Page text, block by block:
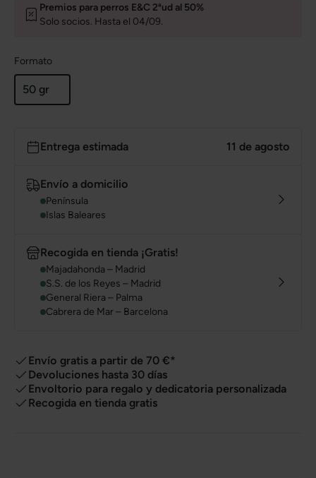
Premios para perros E&C 2ªud al 50%
Solo socios. Hasta el 04/09.
Formato
50 gr
Entrega estimada 11 de agosto
Envío a domicilio
Península
Islas Baleares
Recogida en tienda ¡Gratis!
Majadahonda – Madrid
S.S. de los Reyes – Madrid
General Riera – Palma
Cabrera de Mar – Barcelona
Envío gratis a partir de 70 €*
Devoluciones hasta 30 días
Envoltorio para regalo y dedicatoria personalizada
Recogida en tienda gratis